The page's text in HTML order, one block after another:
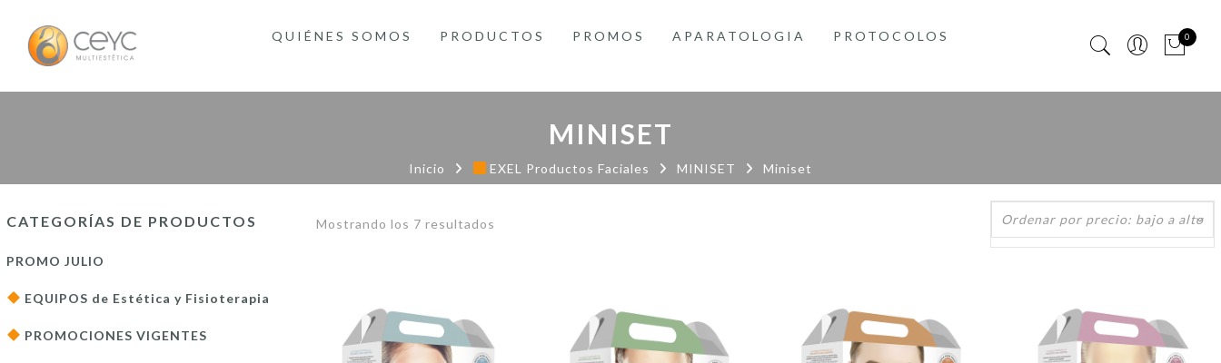
QUIÉNES SOMOS PRODUCTOS PROMOS APARATOLOGIA PROTOCOLOS 0
MINISET
Inicio EXEL Productos Faciales MINISET Miniset
Mostrando los 7 resultados
CATEGORÍAS DE PRODUCTOS
PROMO JULIO
EQUIPOS de Estética y Fisioterapia
PROMOCIONES VIGENTES